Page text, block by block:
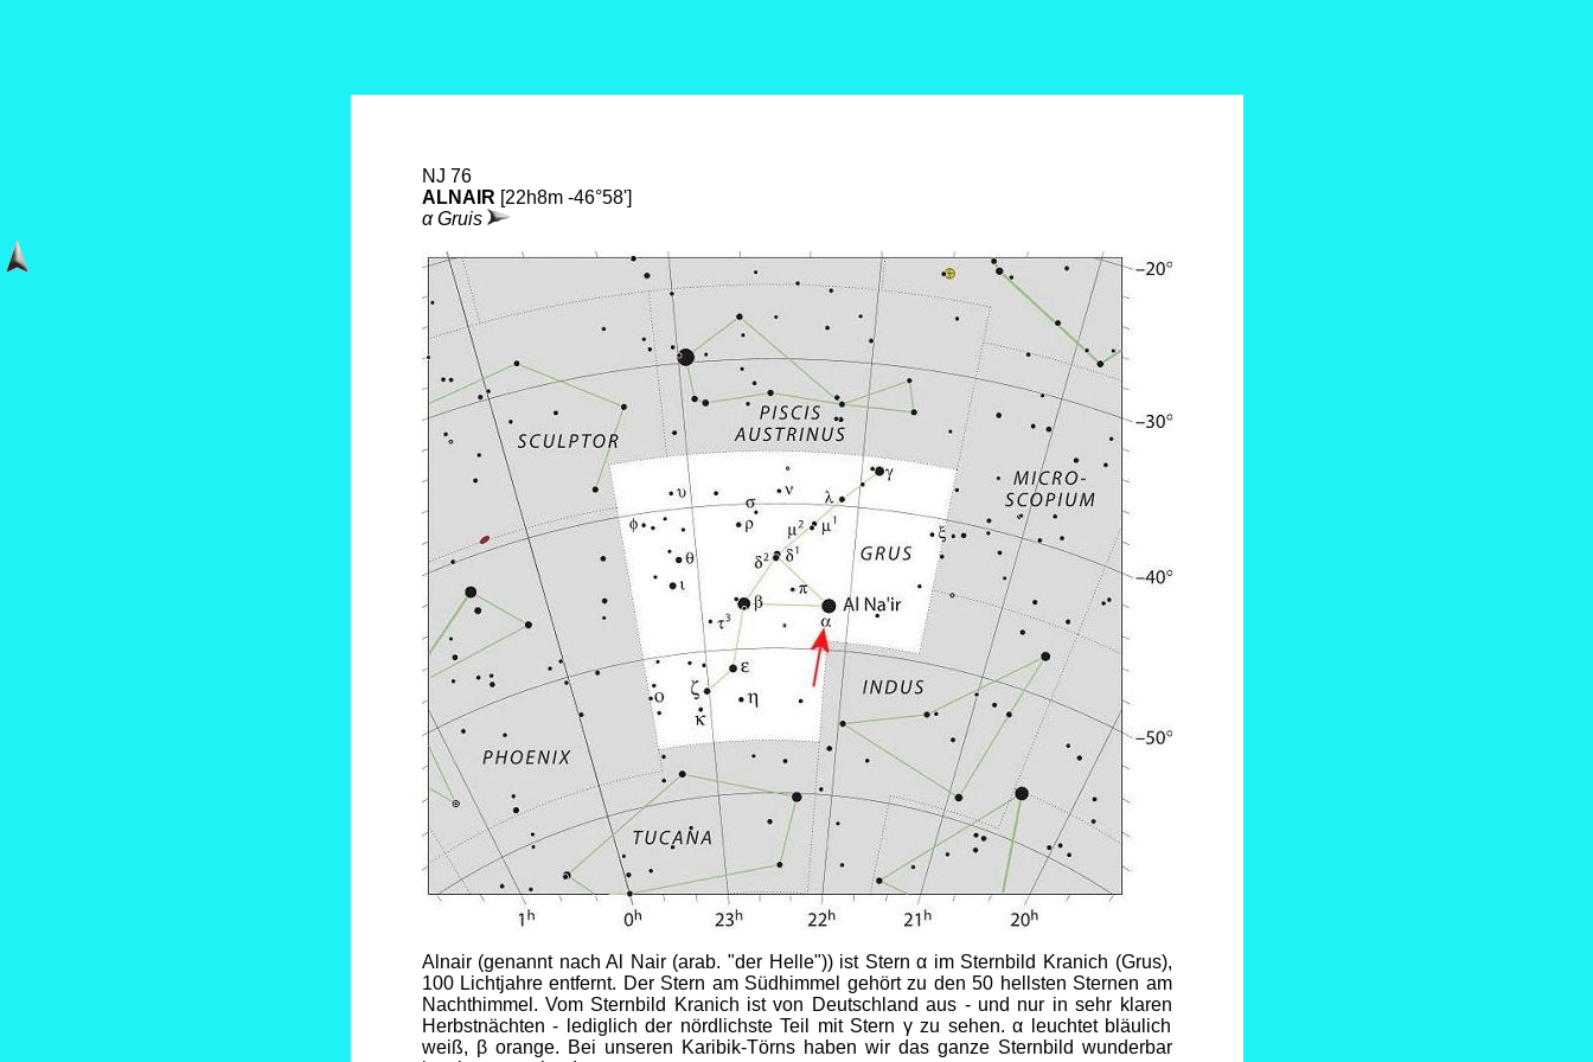
NJ 76
ALNAIR [22h8m -46°58']
α Gruis
Alnair (genannt nach Al Nair (arab. "der Helle")) ist Stern α im Sternbild Kranich (Grus),
100 Lichtjahre entfernt. Der Stern am Südhimmel gehört zu den 50 hellsten Sternen am
Nachthimmel. Vom Sternbild Kranich ist von Deutschland aus - und nur in sehr klaren
Herbstnächten - lediglich der nördlichste Teil mit Stern γ zu sehen. α leuchtet bläulich
weiß, β orange. Bei unseren Karibik-Törns haben wir das ganze Sternbild wunderbar